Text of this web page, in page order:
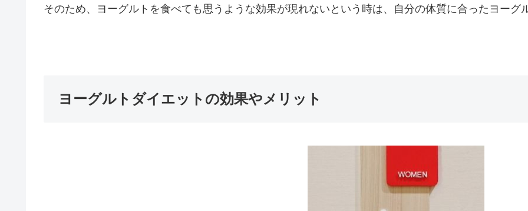
そのため、ヨーグルトを食べても思うような効果が現れないという時は、自分の体質に合ったヨーグ
ヨーグルトダイエットの効果やメリット